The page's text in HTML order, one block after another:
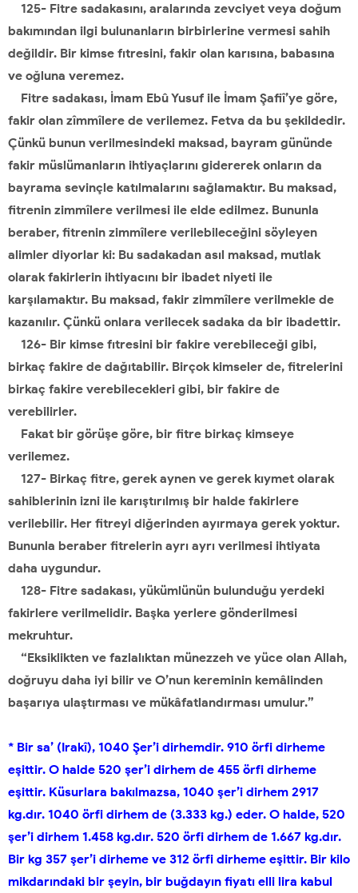
125- Fitre sadakasını, aralarında zevciyet veya doğum
bakımından ilgi bulunanların birbirlerine vermesi sahih
değildir. Bir kimse fıtresini, fakir olan karısına, babasına
ve oğluna veremez.
Fitre sadakası, İmam Ebû Yusuf ile İmam Şafiî’ye göre,
fakir olan zîmmîlere de verilemez. Fetva da bu şekildedir.
Çünkü bunun verilmesindeki maksad, bayram gününde
fakir müslümanların ihtiyaçlarını gidererek onların da
bayrama sevinçle katılmalarını sağlamaktır. Bu maksad,
fitrenin zimmîlere verilmesi ile elde edilmez. Bununla
beraber, fitrenin zimmîlere verilebileceğini söyleyen
alimler diyorlar ki: Bu sadakadan asıl maksad, mutlak
olarak fakirlerin ihtiyacını bir ibadet niyeti ile
karşılamaktır. Bu maksad, fakir zimmîlere verilmekle de
kazanılır. Çünkü onlara verilecek sadaka da bir ibadettir.
126- Bir kimse fıtresini bir fakire verebileceği gibi,
birkaç fakire de dağıtabilir. Birçok kimseler de, fitrelerini
birkaç fakire verebilecekleri gibi, bir fakire de
verebilirler.
Fakat bir görüşe göre, bir fitre birkaç kimseye
verilemez.
127- Birkaç fitre, gerek aynen ve gerek kıymet olarak
sahiblerinin izni ile karıştırılmış bir halde fakirlere
verilebilir. Her fitreyi diğerinden ayırmaya gerek yoktur.
Bununla beraber fitrelerin ayrı ayrı verilmesi ihtiyata
daha uygundur.
128- Fitre sadakası, yükümlünün bulunduğu yerdeki
fakirlere verilmelidir. Başka yerlere gönderilmesi
mekruhtur.
“Eksiklikten ve fazlalıktan münezzeh ve yüce olan Allah,
doğruyu daha iyi bilir ve O’nun kereminin kemâlinden
başarıya ulaştırması ve mükâfatlandırması umulur.”
* Bir sa’ (Irakî), 1040 Şer’i dirhemdir. 910 örfi dirheme
eşittir. O halde 520 şer’i dirhem de 455 örfi dirheme
eşittir. Küsurlara bakılmazsa, 1040 şer’i dirhem 2917
kg.dır. 1040 örfi dirhem de (3.333 kg.) eder. O halde, 520
şer’i dirhem 1.458 kg.dır. 520 örfi dirhem de 1.667 kg.dır.
Bir kg 357 şer’i dirheme ve 312 örfi dirheme eşittir. Bir kilo
mikdarındaki bir şeyin, bir buğdayın fiyatı elli lira kabul